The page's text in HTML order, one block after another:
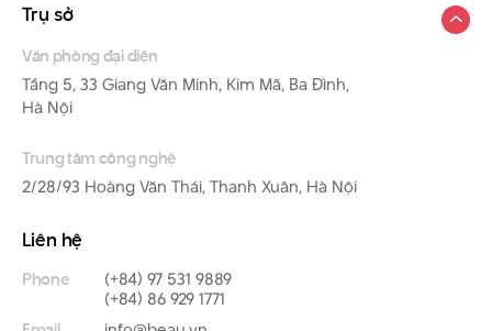
Trụ sở
Văn phòng đại diện
Tầng 5, 33 Giang Văn Minh, Kim Mã, Ba Đình,
Hà Nội
Trung tâm công nghệ
2/28/93 Hoàng Văn Thái, Thanh Xuân, Hà Nội
Liên hệ
Phone
(+84) 97 531 9889
(+84) 86 929 1771